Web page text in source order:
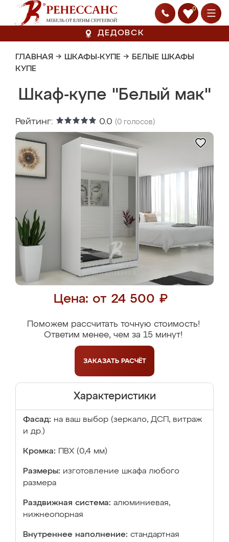
0
ДЕДОВСК
ГЛАВНАЯ → ШКАФЫ-КУПЕ → БЕЛЫЕ ШКАФЫ
КУПЕ
Шкаф-купе "Белый мак"
Рейтинг: 0.0 (0 голосов)
Цена: от 24 500 ₽
Поможем рассчитать точную стоимость!
Ответим менее, чем за 15 минут!
ЗАКАЗАТЬ РАСЧЁТ
Характеристики
Фасад: на ваш выбор (зеркало, ДСП, витраж
и др.)
Кромка: ПВХ (0,4 мм)
Размеры: изготовление шкафа любого
размера
Раздвижная система: алюминиевая,
нижнеопорная
Внутреннее наполнение: стандартная